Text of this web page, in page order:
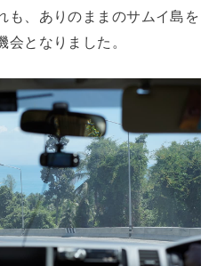
も、ありのままのサムイ島を
となりました。